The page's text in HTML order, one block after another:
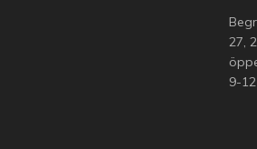
27,
9-12